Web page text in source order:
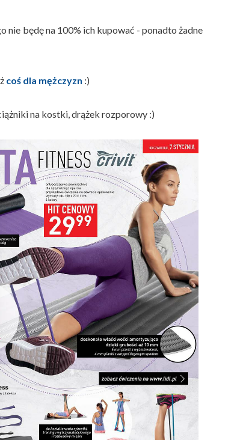
nie będę na 100% ich kupować - ponadto żadne
coś dla mężczyzn :)
na kostki, drążek rozporowy :)